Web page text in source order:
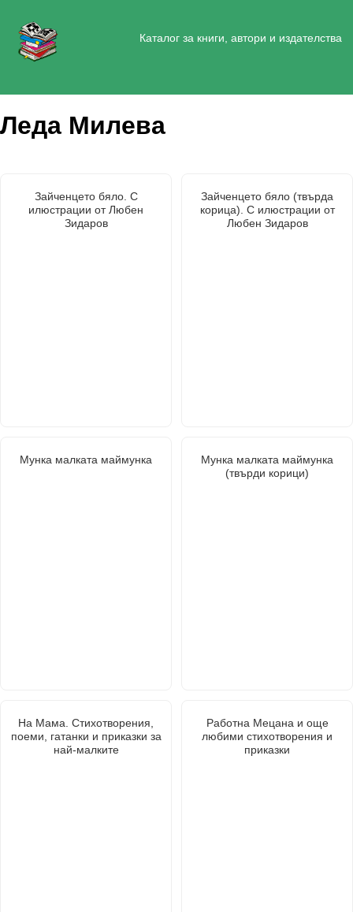
Каталог за книги, автори и издателства
Леда Милева
Зайченцето бяло. С
илюстрации от Любен
Зидаров
Зайченцето бяло (твърда
корица). С илюстрации от
Любен Зидаров
Мунка малката маймунка
Мунка малката маймунка
(твърди корици)
На Мама. Стихотворения,
поеми, гатанки и приказки за
най-малките
Работна Мецана и още
любими стихотворения и
приказки